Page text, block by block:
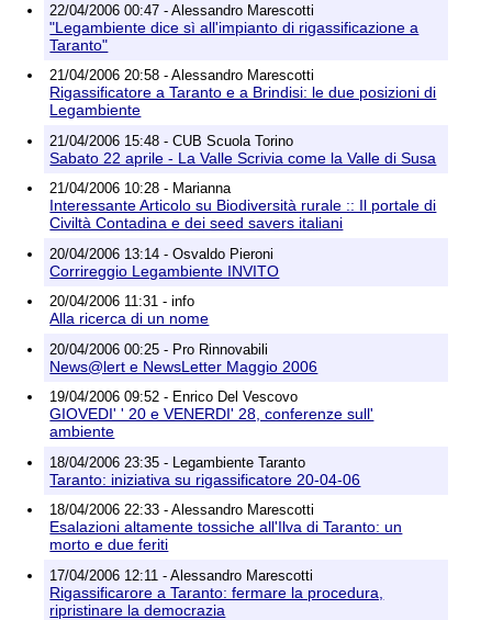
22/04/2006 00:47 - Alessandro Marescotti
"Legambiente dice sì all'impianto di rigassificazione a
Taranto"
21/04/2006 20:58 - Alessandro Marescotti
Rigassificatore a Taranto e a Brindisi: le due posizioni di
Legambiente
21/04/2006 15:48 - CUB Scuola Torino
Sabato 22 aprile - La Valle Scrivia come la Valle di Susa
21/04/2006 10:28 - Marianna
Interessante Articolo su Biodiversità rurale :: Il portale di
Civiltà Contadina e dei seed savers italiani
20/04/2006 13:14 - Osvaldo Pieroni
Corrireggio Legambiente INVITO
20/04/2006 11:31 - info
Alla ricerca di un nome
20/04/2006 00:25 - Pro Rinnovabili
News@lert e NewsLetter Maggio 2006
19/04/2006 09:52 - Enrico Del Vescovo
GIOVEDI' ' 20 e VENERDI' 28, conferenze sull'
ambiente
18/04/2006 23:35 - Legambiente Taranto
Taranto: iniziativa su rigassificatore 20-04-06
18/04/2006 22:33 - Alessandro Marescotti
Esalazioni altamente tossiche all'Ilva di Taranto: un
morto e due feriti
17/04/2006 12:11 - Alessandro Marescotti
Rigassificarore a Taranto: fermare la procedura,
ripristinare la democrazia